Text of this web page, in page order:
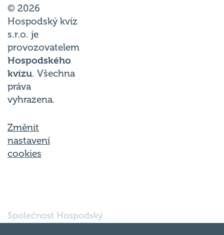
© 2026
Hospodský kvíz
s.r.o. je
provozovatelem
Hospodského
kvízu. Všechna
práva
vyhrazena.
Změnit
nastavení
cookies
Společnost Hospodský
kvíz s.r.o., sídlem Nové